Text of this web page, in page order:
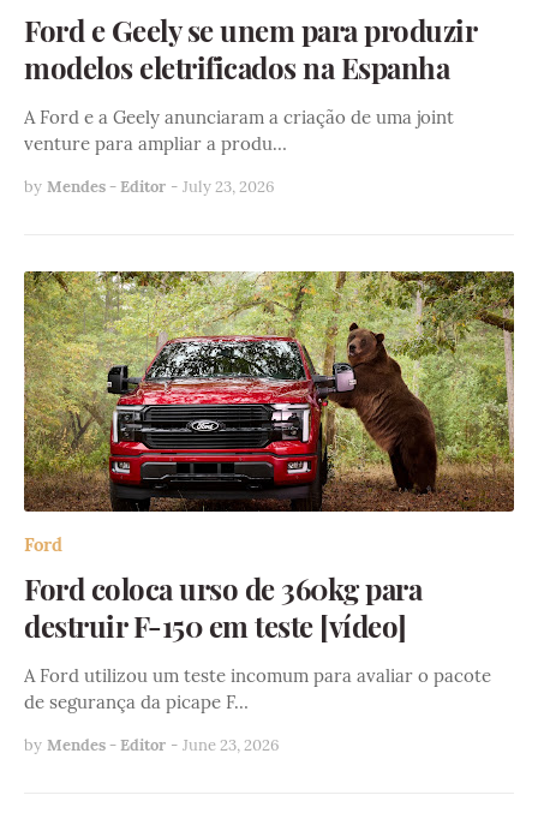
Ford e Geely se unem para produzir
modelos eletrificados na Espanha
A Ford e a Geely anunciaram a criação de uma joint
venture para ampliar a produ…
by Mendes - Editor - July 23, 2026
Ford
Ford coloca urso de 360kg para
destruir F-150 em teste [vídeo]
A Ford utilizou um teste incomum para avaliar o pacote
de segurança da picape F…
by Mendes - Editor - June 23, 2026